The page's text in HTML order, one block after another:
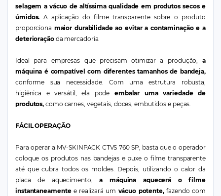
selagem a vácuo de altíssima qualidade em produtos secos e
úmidos. A aplicação do filme transparente sobre o produto
proporciona maior durabilidade ao evitar a contaminação e a
deterioraçãoda mercadoria.
Ideal para empresas que precisam otimizar a produção,a
máquina é compatível com diferentes tamanhos de bandeja,
conforme sua necessidade. Com uma estrutura robusta,
higiênica e versátil, ela pode embalar uma variedade de
produtos, como carnes, vegetais, doces, embutidos e peças.
FÁCIL OPERAÇÃO
Para operar a MV-SKINPACK CTVS 760 SP, basta que o operador
coloque os produtos nas bandejas e puxe o filme transparente
até que cubra todos os moldes. Depois, utilizando o calor da
placa de aquecimento,a máquina aquecerá o filme
instantaneamentee realizará um vácuo potente,fazendo com